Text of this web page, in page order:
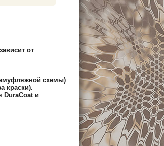
от
схемы)
краски).
и